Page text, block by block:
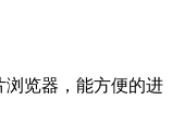
浏览器，能方便的进